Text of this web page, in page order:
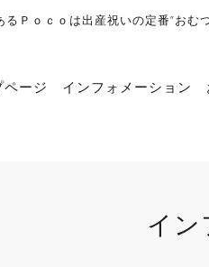
るＰｏｃｏは出産祝いの定番”お
ページ インフォメーション
イン